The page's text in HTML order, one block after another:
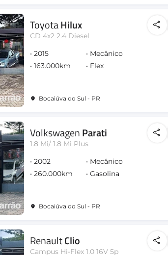
ToyotaHilux
CD 4x2 2.4 Diesel
2015
Mecânico
163.000km
Flex
Bocaiúva do Sul - PR
VolkswagenParati
1.8 Mi/ 1.8 Mi Plus
2002
Mecânico
260.000km
Gasolina
Bocaiúva do Sul - PR
RenaultClio
Campus Hi-Flex 1.0 16V 5p